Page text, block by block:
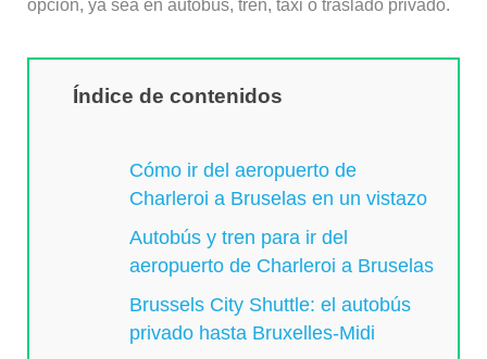
opción, ya sea en autobús, tren, taxi o traslado privado.
Índice de contenidos
Cómo ir del aeropuerto de
Charleroi a Bruselas en un vistazo
Autobús y tren para ir del
aeropuerto de Charleroi a Bruselas
Brussels City Shuttle: el autobús
privado hasta Bruxelles-Midi